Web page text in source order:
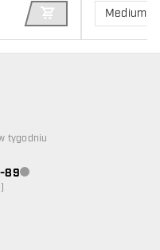
DODAJ DO
Medium
niedostępna
tygodniu
89Obsługa klienta niedostępna